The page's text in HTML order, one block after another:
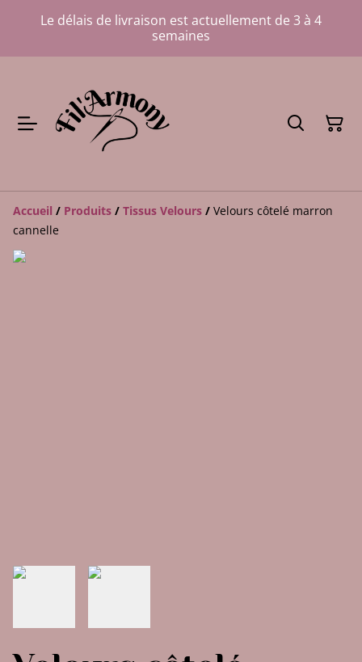
Le délais de livraison est actuellement de 3 à 4
semaines
Accueil / Produits / Tissus Velours / Velours côtelé marron
cannelle